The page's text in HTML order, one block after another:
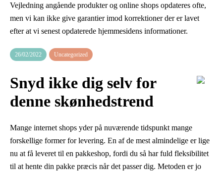
Vejledning angående produkter og online shops opdateres ofte,
men vi kan ikke give garantier imod korrektioner der er lavet
efter at vi senest opdaterede hjemmesidens informationer.
26/02/2022 Uncategorized
Snyd ikke dig selv for
denne skønhedstrend
Mange internet shops yder på nuværende tidspunkt mange
forskellige former for levering. En af de mest almindelige er lige
nu at få leveret til en pakkeshop, fordi du så har fuld fleksibilitet
til at hente din pakke præcis når det passer dig. Metoden er jo